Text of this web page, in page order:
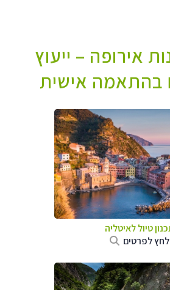
אירופה – ייעוץ
בהתאמה אישית
טיול לאיטליה
לחץ לפרטים